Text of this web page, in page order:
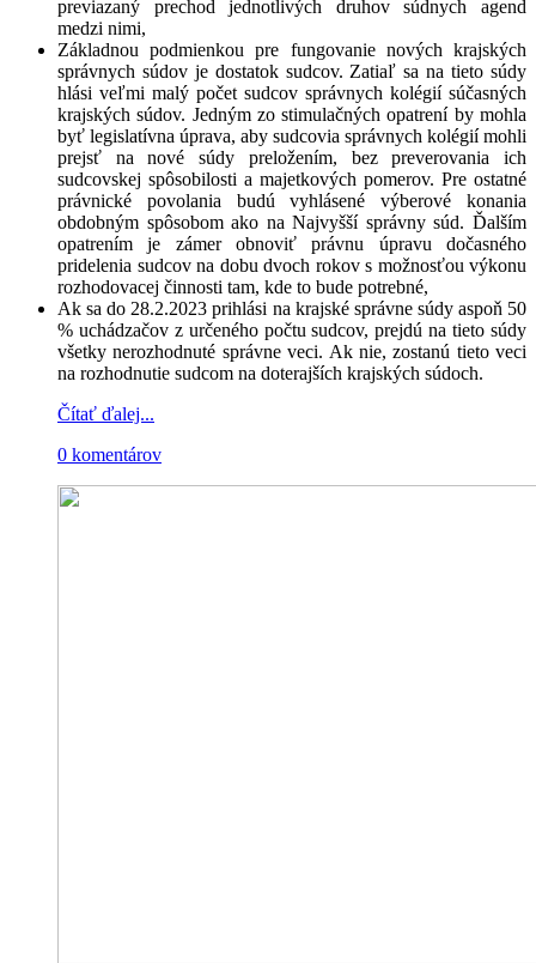
previazaný prechod jednotlivých druhov súdnych agend
medzi nimi,
Základnou podmienkou pre fungovanie nových krajských
správnych súdov je dostatok sudcov. Zatiaľ sa na tieto súdy
hlási veľmi malý počet sudcov správnych kolégií súčasných
krajských súdov. Jedným zo stimulačných opatrení by mohla
byť legislatívna úprava, aby sudcovia správnych kolégií mohli
prejsť na nové súdy preložením, bez preverovania ich
sudcovskej spôsobilosti a majetkových pomerov. Pre ostatné
právnické povolania budú vyhlásené výberové konania
obdobným spôsobom ako na Najvyšší správny súd. Ďalším
opatrením je zámer obnoviť právnu úpravu dočasného
pridelenia sudcov na dobu dvoch rokov s možnosťou výkonu
rozhodovacej činnosti tam, kde to bude potrebné,
Ak sa do 28.2.2023 prihlási na krajské správne súdy aspoň 50
% uchádzačov z určeného počtu sudcov, prejdú na tieto súdy
všetky nerozhodnuté správne veci. Ak nie, zostanú tieto veci
na rozhodnutie sudcom na doterajších krajských súdoch.
Čítať ďalej...
0 komentárov